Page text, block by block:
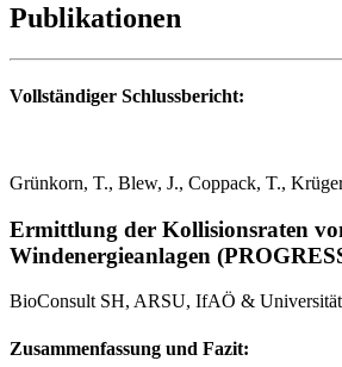
Publikationen
Vollständiger Schlussbericht:
Grünkorn, T., Blew, J., Coppack, T.,
Ermittlung der Kollisionsraten
Windenergieanlagen
BioConsult SH, ARSU, IfAÖ &
Zusammenfassung und Fazit: